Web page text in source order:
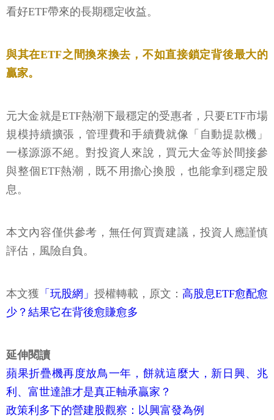
看好ETF帶來的長期穩定收益。
與其在ETF之間換來換去，不如直接鎖定背後最大的
贏家。
元大金就是ETF熱潮下最穩定的受惠者，只要ETF市場
規模持續擴張，管理費和手續費就像「自動提款機」
一樣源源不絕。對投資人來說，買元大金等於間接參
與整個ETF熱潮，既不用擔心換股，也能拿到穩定股
息。
本文內容僅供參考，無任何買賣建議，投資人應謹慎
評估，風險自負。
本文獲 「玩股網」 授權轉載，原文： 高股息ETF愈配愈
少？結果它在背後愈賺愈多
延伸閱讀
蘋果折疊機再度放鳥一年，餅就這麼大，新日興、兆
利、富世達誰才是真正軸承贏家？
政策利多下的營建股觀察：以興富發為例